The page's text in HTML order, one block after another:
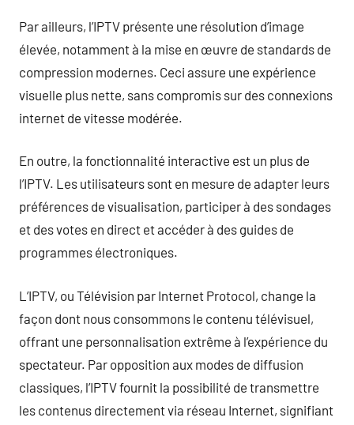
Par ailleurs, l’IPTV présente une résolution d’image
élevée, notamment à la mise en œuvre de standards de
compression modernes. Ceci assure une expérience
visuelle plus nette, sans compromis sur des connexions
internet de vitesse modérée.
En outre, la fonctionnalité interactive est un plus de
l’IPTV. Les utilisateurs sont en mesure de adapter leurs
préférences de visualisation, participer à des sondages
et des votes en direct et accéder à des guides de
programmes électroniques.
L’IPTV, ou Télévision par Internet Protocol, change la
façon dont nous consommons le contenu télévisuel,
offrant une personnalisation extrême à l’expérience du
spectateur. Par opposition aux modes de diffusion
classiques, l’IPTV fournit la possibilité de transmettre
les contenus directement via réseau Internet, signifiant